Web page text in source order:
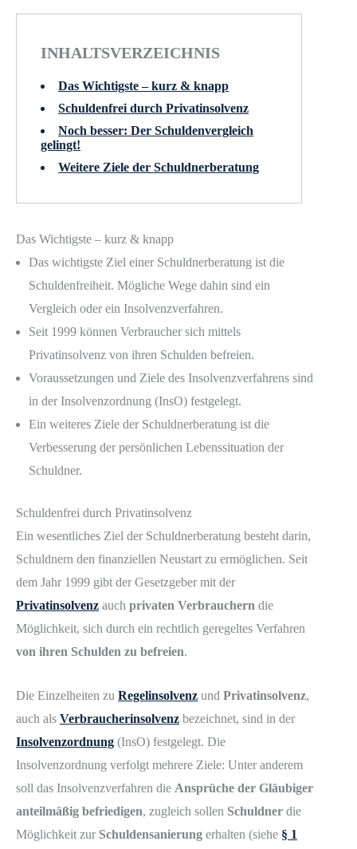
INHALTSVERZEICHNIS
Das Wichtigste – kurz & knapp
Schuldenfrei durch Privatinsolvenz
Noch besser: Der Schuldenvergleich
gelingt!
Weitere Ziele der Schuldnerberatung
Das Wichtigste – kurz & knapp
Das wichtigste Ziel einer Schuldnerberatung ist die
Schuldenfreiheit. Mögliche Wege dahin sind ein
Vergleich oder ein Insolvenzverfahren.
Seit 1999 können Verbraucher sich mittels
Privatinsolvenz von ihren Schulden befreien.
Voraussetzungen und Ziele des Insolvenzverfahrens sind
in der Insolvenzordnung (InsO) festgelegt.
Ein weiteres Ziele der Schuldnerberatung ist die
Verbesserung der persönlichen Lebenssituation der
Schuldner.
Schuldenfrei durch Privatinsolvenz
Ein wesentliches Ziel der Schuldnerberatung besteht darin,
Schuldnern den finanziellen Neustart zu ermöglichen. Seit
dem Jahr 1999 gibt der Gesetzgeber mit der
Privatinsolvenz auch privaten Verbrauchern die
Möglichkeit, sich durch ein rechtlich geregeltes Verfahren
von ihren Schulden zu befreien.
Die Einzelheiten zu Regelinsolvenz und Privatinsolvenz,
auch als Verbraucherinsolvenz bezeichnet, sind in der
Insolvenzordnung (InsO) festgelegt. Die
Insolvenzordnung verfolgt mehrere Ziele: Unter anderem
soll das Insolvenzverfahren die Ansprüche der Gläubiger
anteilmäßig befriedigen, zugleich sollen Schuldner die
Möglichkeit zur Schuldensanierung erhalten (siehe § 1